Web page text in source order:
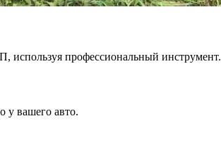
используя профессиональный инструмент.
у вашего авто.